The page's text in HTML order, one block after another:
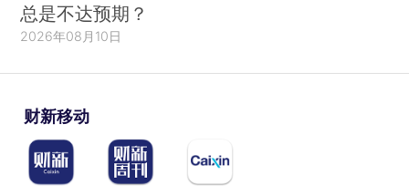
总是不达预期？
2026年08月10日
财新移动